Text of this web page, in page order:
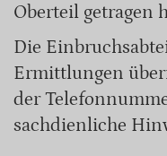
Oberteil getragen
Die
Ermittlungen
der
sachdienliche